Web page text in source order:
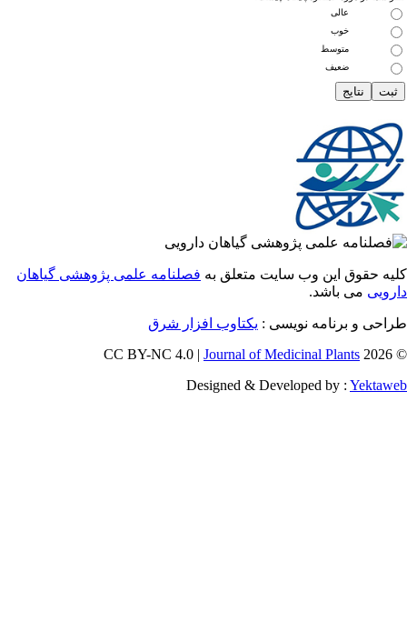
متوسط
ضعیف
حقوق این وب سایت متعلق بهفصلنامه علمی پژوهشی گیاهان
می باشد.
و برنامه نویسی :یکتاوب افزار شرق
Journal of Medicinal Plants
Designed & Developed by :